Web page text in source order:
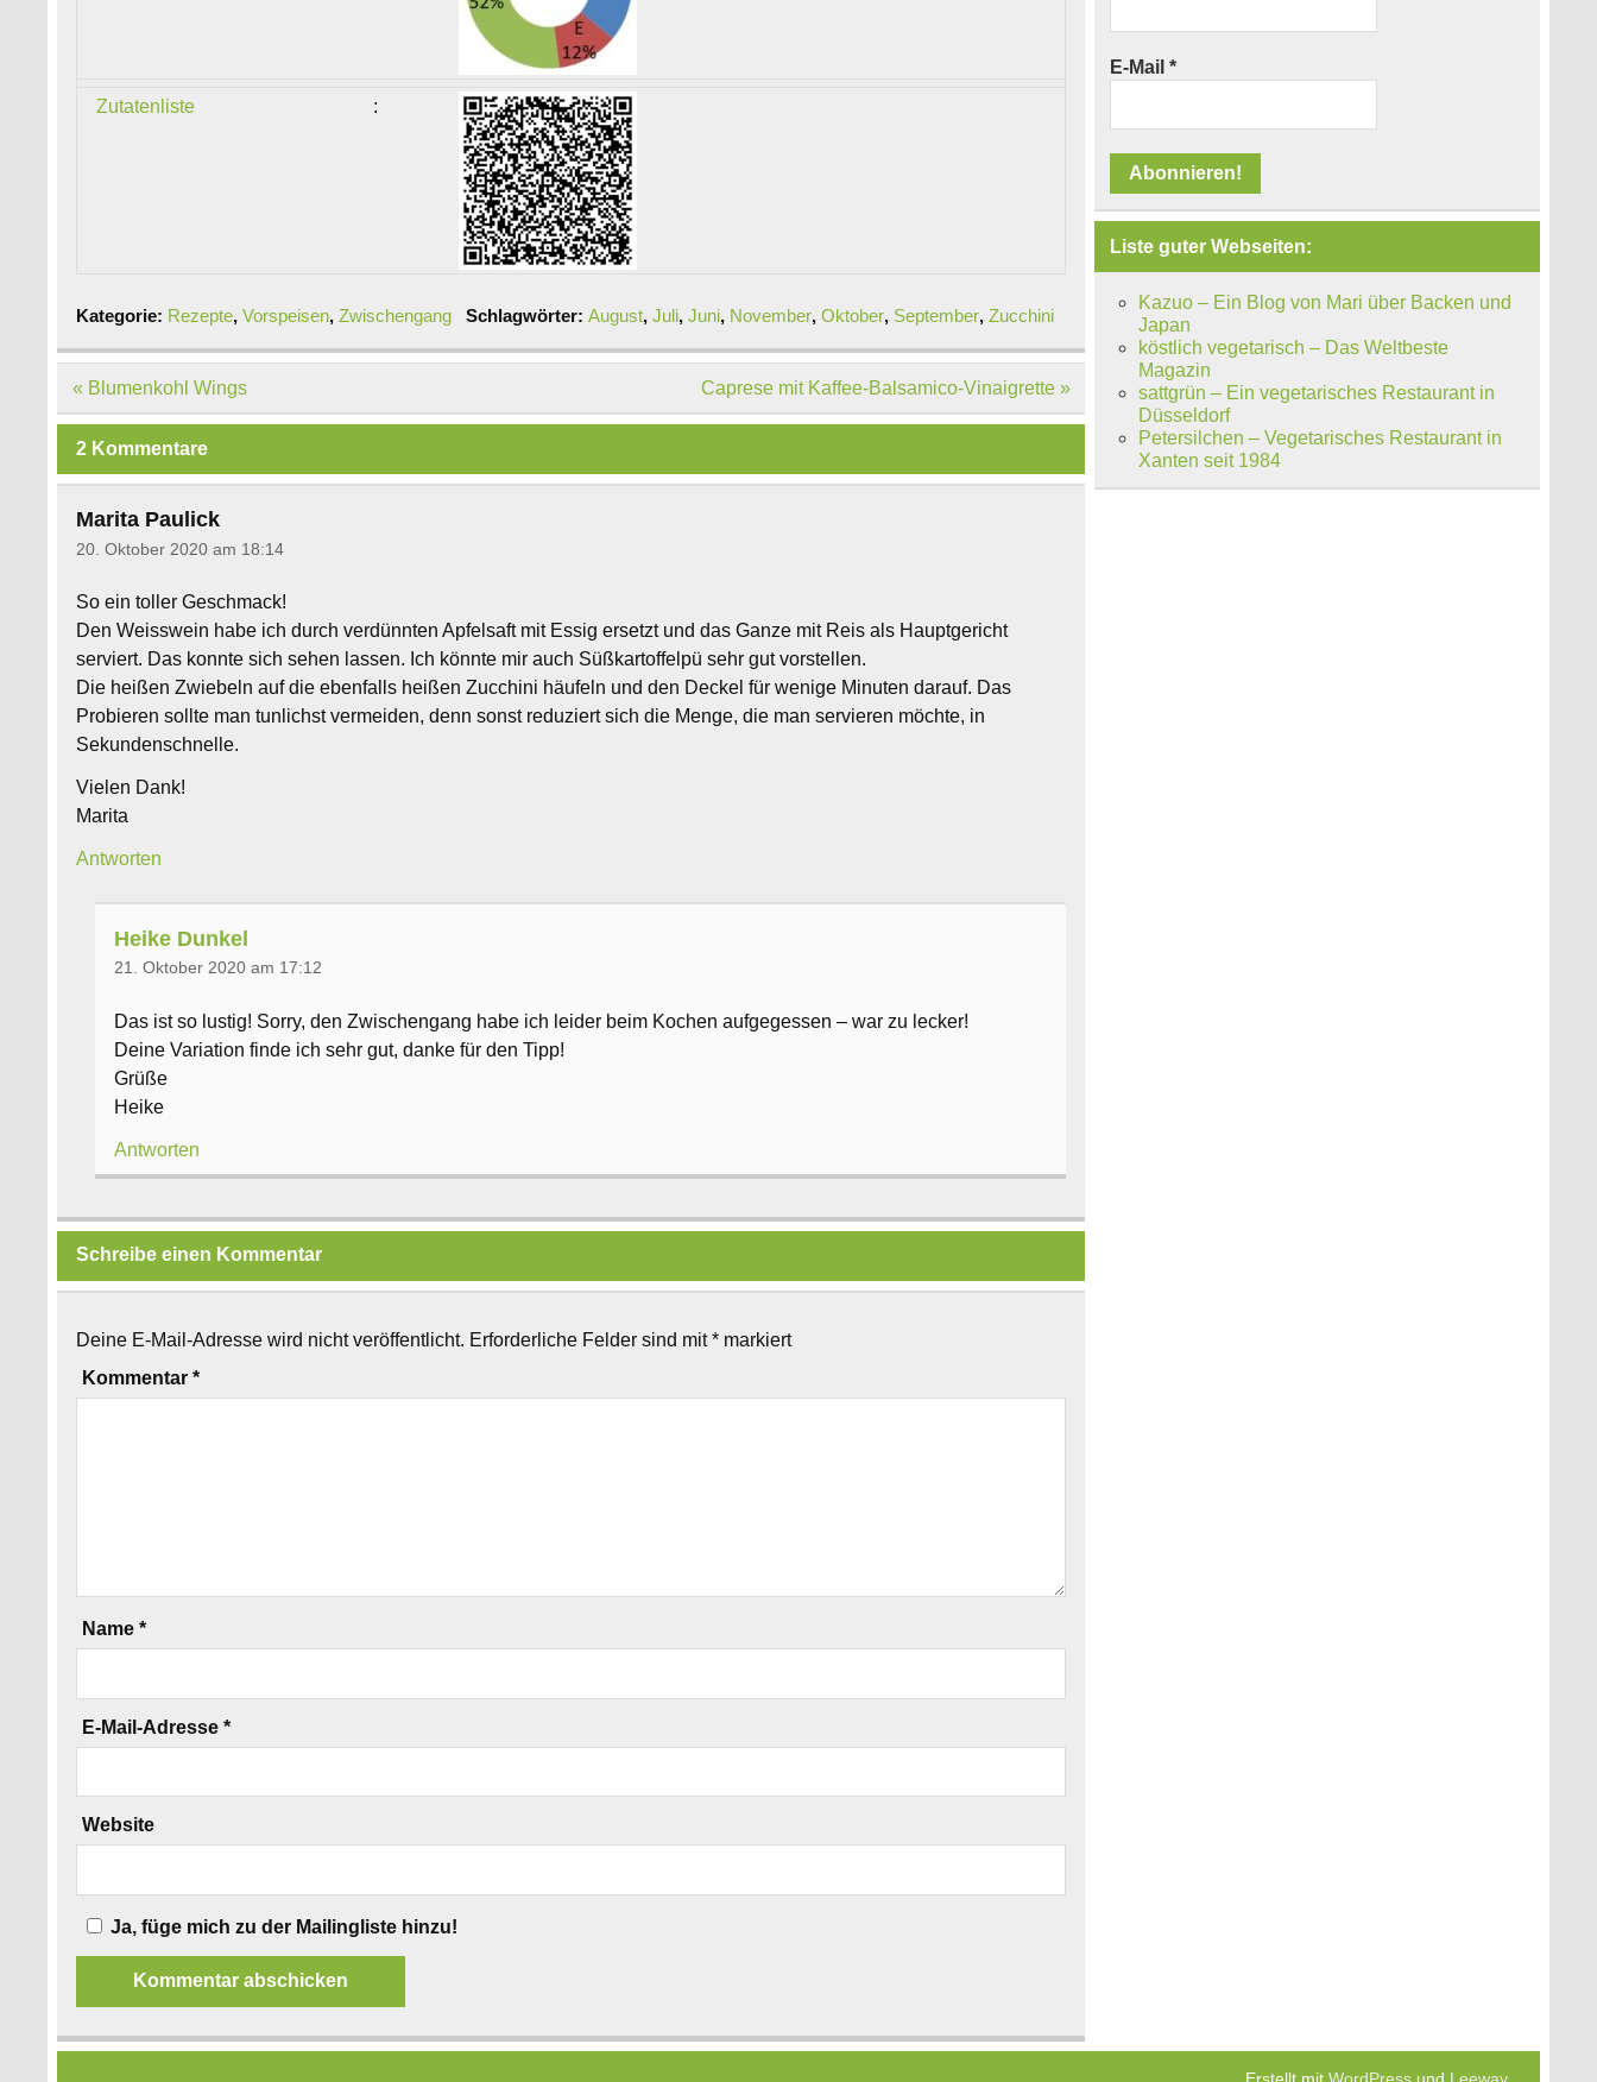
Zutatenliste :
Kategorie: Rezepte,Vorspeisen,Zwischengang Schlagwörter: August, Juli, Juni, November, Oktober, September, Zucchini
Beitragsnavigation
« Blumenkohl Wings Caprese mit Kaffee-Balsamico-Vinaigrette »
2 Kommentare
Marita Paulick
20. Oktober 2020 am 18:14
So ein toller Geschmack!
Den Weisswein habe ich durch verdünnten Apfelsaft mit Essig ersetzt und das Ganze mit Reis als Hauptgericht
serviert. Das konnte sich sehen lassen. Ich könnte mir auch Süßkartoffelpü sehr gut vorstellen.
Die heißen Zwiebeln auf die ebenfalls heißen Zucchini häufeln und den Deckel für wenige Minuten darauf. Das
Probieren sollte man tunlichst vermeiden, denn sonst reduziert sich die Menge, die man servieren möchte, in
Sekundenschnelle.
Vielen Dank!
Marita
Antworten
Heike Dunkel
21. Oktober 2020 am 17:12
Das ist so lustig! Sorry, den Zwischengang habe ich leider beim Kochen aufgegessen – war zu lecker!
Deine Variation finde ich sehr gut, danke für den Tipp!
Grüße
Heike
Antworten
Schreibe einen Kommentar
Deine E-Mail-Adresse wird nicht veröffentlicht. Erforderliche Felder sind mit* markiert
Kommentar*
Name*
E-Mail-Adresse*
Website
Ja, füge mich zu der Mailingliste hinzu!
E-Mail*
Liste guter Webseiten:
Kazuo – Ein Blog von Mari über Backen und
Japan
köstlich vegetarisch – Das Weltbeste
Magazin
sattgrün – Ein vegetarisches Restaurant in
Düsseldorf
Petersilchen – Vegetarisches Restaurant in
Xanten seit 1984